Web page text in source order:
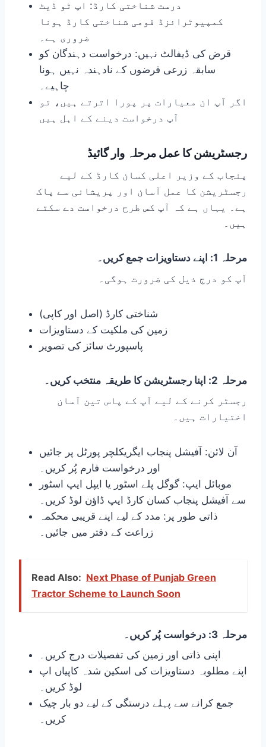
درست شناختی کارڈ: اپ ٹو ڈیٹ
کمپیوٹرائزڈ قومی شناختی کارڈ ہونا
ضروری ہے۔
قرض کی ڈیفالٹ نہیں: درخواست دہندگان کو
سابقہ ​​زرعی قرضوں کے نادہندہ نہیں ہونا
چاہیے۔
اگر آپ ان معیارات پر پورا اترتے ہیں، تو
آپ درخواست دینے کے اہل ہیں
رجسٹریشن کا عمل مرحلہ وار گائیڈ
پنجاب کے وزیر اعلی کسان کارڈ کے لیے
رجسٹریشن کا عمل آسان اور پریشانی سے پاک
ہے۔ یہاں ہے کہ آپ کس طرح درخواست دے سکتے
ہیں۔
مرحلہ 1: اپنے دستاویزات جمع کریں۔
آپ کو درج ذیل کی ضرورت ہوگی۔
شناختی کارڈ (اصل اور کاپی)
زمین کی ملکیت کے دستاویزات
پاسپورٹ سائز کی تصویر
مرحلہ 2: اپنا رجسٹریشن کا طریقہ منتخب کریں۔
رجسٹر کرنے کے لیے آپ کے پاس تین آسان
اختیارات ہیں۔
آن لائن: آفیشل پنجاب ایگریکلچر پورٹل پر جائیں
اور درخواست فارم پُر کریں۔
موبائل ایپ: گوگل پلے اسٹور یا ایپل ایپ اسٹور
سے آفیشل پنجاب کسان کارڈ ایپ ڈاؤن لوڈ کریں۔
ذاتی طور پر: مدد کے لیے اپنے قریبی محکمہ
زراعت کے دفتر میں جائیں۔
Read Also: Next Phase of Punjab Green
Tractor Scheme to Launch Soon
مرحلہ 3: درخواست پُر کریں۔
اپنی ذاتی اور زمین کی تفصیلات درج کریں۔
اپنے مطلوبہ دستاویزات کی اسکین شدہ کاپیاں اپ
لوڈ کریں۔
جمع کرانے سے پہلے درستگی کے لیے دو بار چیک
کریں۔